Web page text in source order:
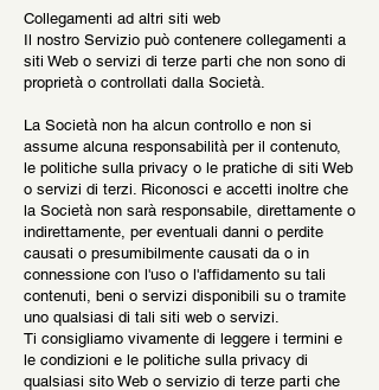
Collegamenti ad altri siti web
Il nostro Servizio può contenere collegamenti a
siti Web o servizi di terze parti che non sono di
proprietà o controllati dalla Società.
La Società non ha alcun controllo e non si
assume alcuna responsabilità per il contenuto,
le politiche sulla privacy o le pratiche di siti Web
o servizi di terzi. Riconosci e accetti inoltre che
la Società non sarà responsabile, direttamente o
indirettamente, per eventuali danni o perdite
causati o presumibilmente causati da o in
connessione con l'uso o l'affidamento su tali
contenuti, beni o servizi disponibili su o tramite
uno qualsiasi di tali siti web o servizi.
Ti consigliamo vivamente di leggere i termini e
le condizioni e le politiche sulla privacy di
qualsiasi sito Web o servizio di terze parti che